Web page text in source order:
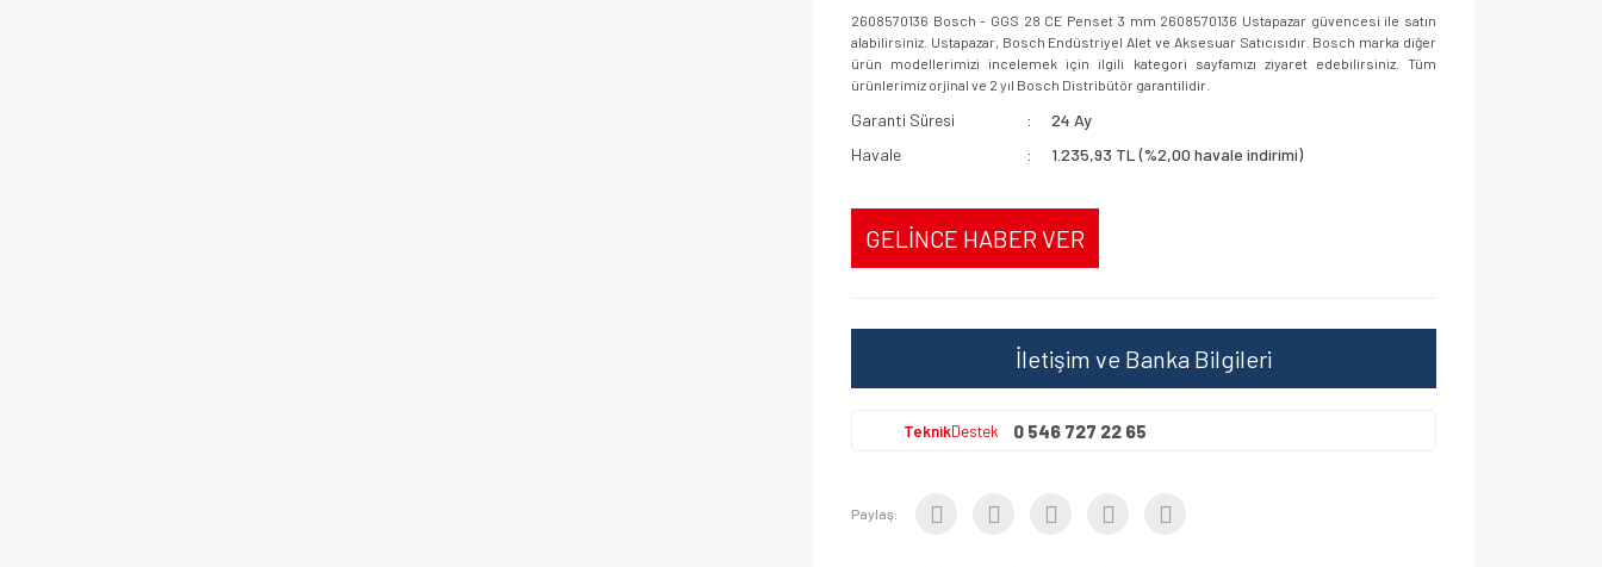
2608570136 Bosch - GGS 28 CE Penset 3 mm 2608570136 Ustapazar güvencesi ile satın
alabilirsiniz. Ustapazar, Bosch Endüstriyel Alet ve Aksesuar Satıcısıdır. Bosch marka diğer
ürün modellerimizi incelemek için ilgili kategori sayfamızı ziyaret edebilirsiniz. Tüm
ürünlerimiz orjinal ve 2 yıl Bosch Distribütör garantilidir.
Garanti Süresi
24 Ay
Havale
1.235,93 TL (%2,00 havale indirimi)
GELİNCE HABER VER
İletişim ve Banka Bilgileri
TeknikDestek 0 546 727 22 65
Paylaş: